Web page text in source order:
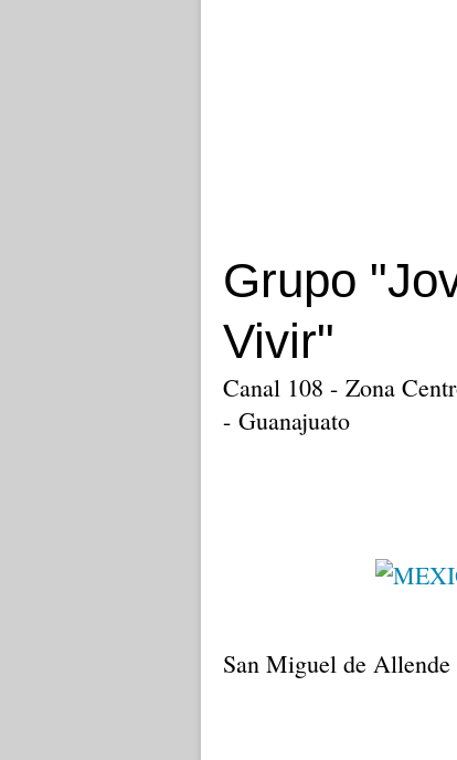
Grupo
Vivir"
Canal 108 - Zona
- Guanajuato
San Miguel de Allende